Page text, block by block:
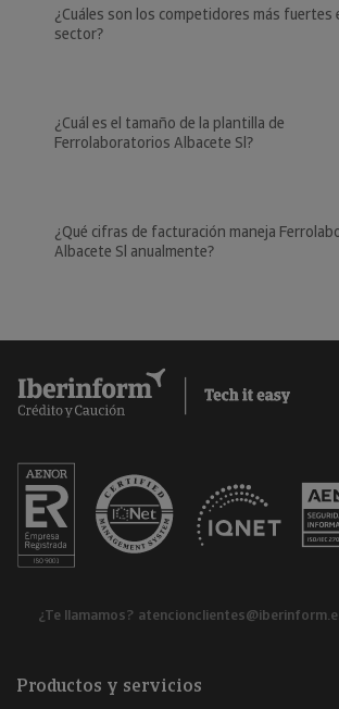
¿Cuáles son los competidores más fuertes
sector?
¿Cuál es el tamaño de la plantilla de
Ferrolaboratorios Albacete Sl?
¿Qué cifras de facturación maneja
Albacete Sl anualmente?
¿Te llamamos?
Productos y servicios